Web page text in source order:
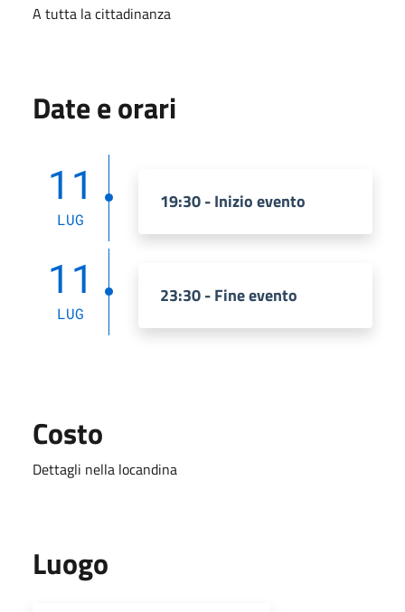
A tutta la cittadinanza
Date e orari
11
LUG
19:30 - Inizio evento
11
LUG
23:30 - Fine evento
Costo
Dettagli nella locandina
Luogo